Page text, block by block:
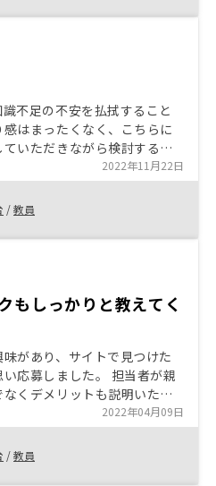
不足の不安を払拭すること
はまったくなく、こちらに
いただきながら検討するこ
担当の井毛田さんに信頼性を
た。
2022年11月22日
/教員
もしっかりと教えてく
があり、サイトで見つけた
応募しました。 担当者が親
くデメリットも説明いただ
ました。 安心して契約ができました。
2022年04月09日
/教員